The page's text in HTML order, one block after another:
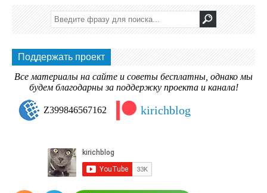
Поддержать проект
Все материалы на сайте и советы бесплатны, однако мы
будем благодарны за поддержку проекта и канала!
Z399846567162 kirichblog